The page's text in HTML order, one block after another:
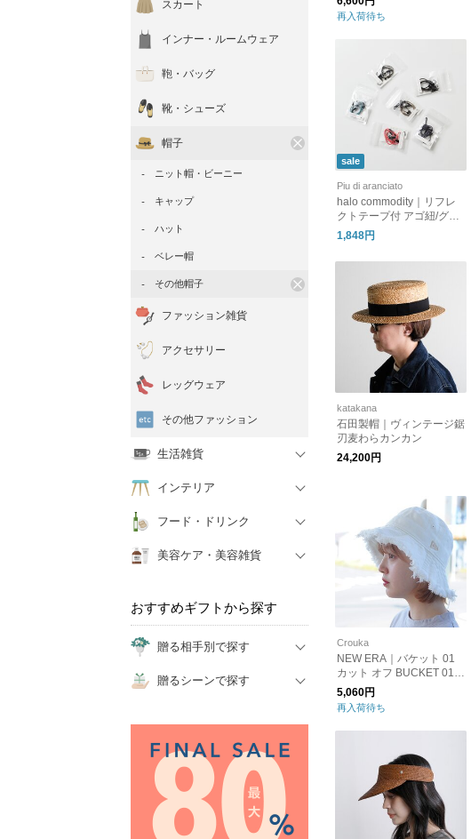
スカート
インナー・ルームウェア
鞄・バッグ
靴・シューズ
帽子
ニット帽・ビーニー
キャップ
ハット
ベレー帽
その他帽子
ファッション雑貨
アクセサリー
レッグウェア
その他ファッション
生活雑貨
インテリア
フード・ドリンク
美容ケア・美容雑貨
おすすめギフトから探す
贈る相手別で探す
贈るシーンで探す
Cap” h253-280-mt
再入荷待ち
sale
Piu di aranciato
halo commodity｜リフレ
クトテープ付 アゴ紐/グラ
スコード “Proc Code” h22
1-9905-ms 母の日
1,848円
katakana
石田製帽｜ヴィンテージ鋸
刃麦わらカンカン
24,200円
Crouka
NEW ERA｜バケット 01
カット オフ BUCKET 01 C
UT OFF バケハ 14109607
14109606 14109605 141
09604 ニューエラ
5,060円
再入荷待ち